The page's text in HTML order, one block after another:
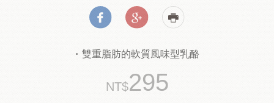
雙重脂肪的軟質風味型乳酪
295